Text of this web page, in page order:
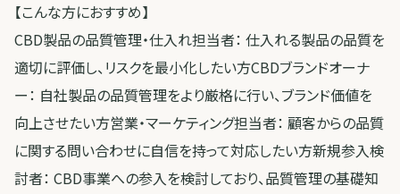
【こんな方におすすめ】
CBD製品の品質管理・仕入れ担当者： 仕入れる製品の品質を
適切に評価し、リスクを最小化したい方CBDブランドオーナ
ー： 自社製品の品質管理をより厳格に行い、ブランド価値を
向上させたい方営業・マーケティング担当者： 顧客からの品質
に関する問い合わせに自信を持って対応したい方新規参入検
討者： CBD事業への参入を検討しており、品質管理の基礎知